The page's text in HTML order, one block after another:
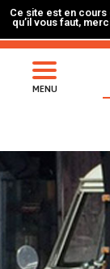
Ce site est en
qu’il vous faut,
MENU